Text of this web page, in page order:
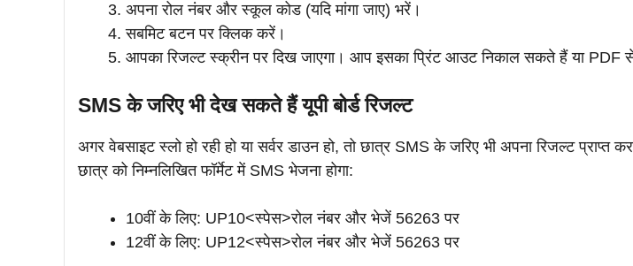
अपना रोल नंबर और स्कूल कोड (यदि मांगा जाए) भरें।
सबमिट बटन पर क्लिक करें।
आपका रिजल्ट स्क्रीन पर दिख जाएगा। आप इसका प्रिंट आउट निकाल सकते हैं या
SMS के जरिए भी देख सकते हैं यूपी बोर्ड रिजल्ट
अगर वेबसाइट स्लो हो रही हो या सर्वर डाउन हो, तो छात्र SMS के जरिए भी अपना रिजल्ट
छात्र को निम्नलिखित फॉर्मेट में SMS भेजना होगा:
10वीं के लिए: UP10<स्पेस>रोल नंबर और भेजें 56263 पर
12वीं के लिए: UP12<स्पेस>रोल नंबर और भेजें 56263 पर